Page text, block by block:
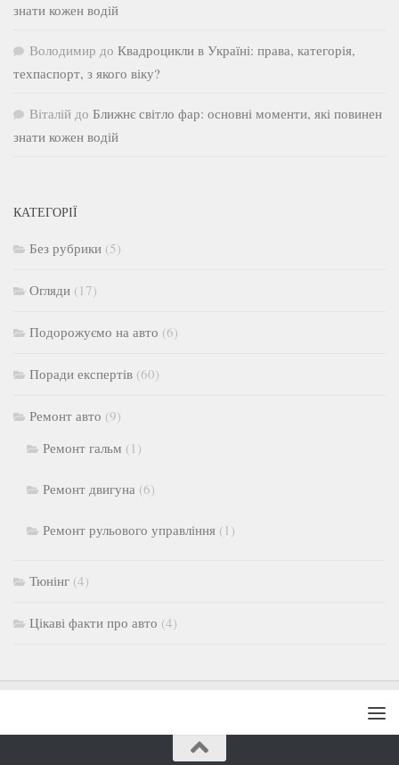
знати кожен водій
Володимир до Квадроцикли в Україні: права, категорія,
техпаспорт, з якого віку?
Віталій до Ближнє світло фар: основні моменти, які повинен
знати кожен водій
КАТЕГОРІЇ
Без рубрики (5)
Огляди (17)
Подорожуємо на авто (6)
Поради експертів (60)
Ремонт авто (9)
Ремонт гальм (1)
Ремонт двигуна (6)
Ремонт рульового управління (1)
Тюнінг (4)
Цікаві факти про авто (4)